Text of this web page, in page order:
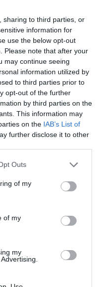
sharing to third parties, or
information for
use the below opt-out
Please note that after your
may continue seeing
information utilized by
to third parties prior to
opt-out of the further
by third parties on the
This information may
on the IAB’s List of
further disclose it to other
uses one or more Google
You may click to
its third-party tags to
purposes in below Google
Outs
of my
of my
my
innováció felvásárlás